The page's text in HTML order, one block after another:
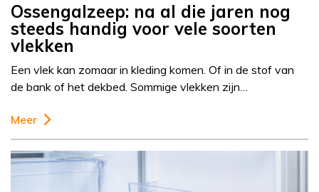
Ossengalzeep: na al die jaren nog
steeds handig voor vele soorten
vlekken
Een vlek kan zomaar in kleding komen. Of in de stof van
de bank of het dekbed. Sommige vlekken zijn…
Meer